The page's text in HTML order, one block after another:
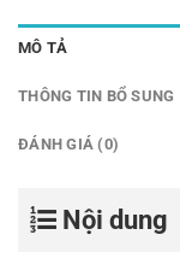
MÔ TẢ
THÔNG TIN BỔ SUNG
ĐÁNH GIÁ (0)
Nội dung